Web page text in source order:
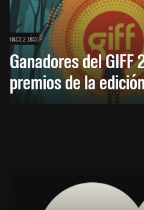
HACE 2 DÍAS
Ganadores del
premios de la